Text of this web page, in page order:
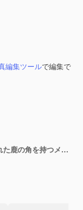
編集ツールで編集で
白い背景のクリスマスと新年の概念に分離された鹿の角を持つメガネで若い笑顔金髪女性